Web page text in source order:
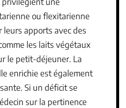
ou flexitarienne
apports avec des
les laits végétaux
le petit-déjeuner. La
enrichie est également
Si un déficit se
sur la pertinence